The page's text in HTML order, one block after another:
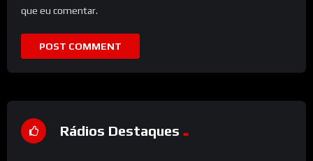
que eu comentar.
Rádios Destaques